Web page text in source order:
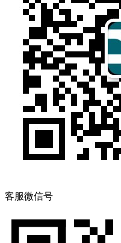
客服微信号